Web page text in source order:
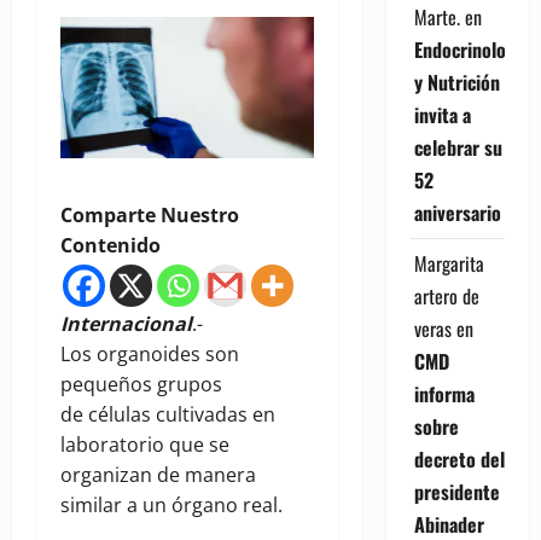
Comparte Nuestro
Contenido
Internacional.-
Los organoides son
pequeños grupos
de células cultivadas en
laboratorio que se
organizan de manera
similar a un órgano real.
Marte.en
Endocrinología
y Nutrición
invita a
celebrar su
52
aniversario
Margarita
artero de
verasen
CMD
informa
sobre
decreto del
presidente
Abinader